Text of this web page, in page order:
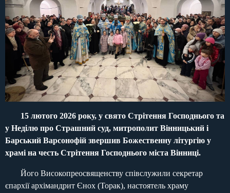
15 лютого 2026 року, у свято Стрітення Господнього та
у Неділю про Страшний суд, митрополит Вінницький і
Барський Варсонофій звершив Божественну літургію у
храмі на честь Стрітення Господнього міста Вінниці.
Його Високопреосвященству співслужили секретар
єпархії архімандрит Єнох (Торак), настоятель храму